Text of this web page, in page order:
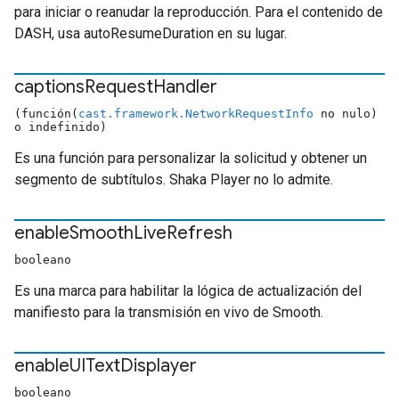
para iniciar o reanudar la reproducción. Para el contenido de
DASH, usa autoResumeDuration en su lugar.
captionsRequestHandler
(función( cast.framework.NetworkRequestInfo no nulo)
o indefinido)
Es una función para personalizar la solicitud y obtener un
segmento de subtítulos. Shaka Player no lo admite.
enableSmoothLiveRefresh
booleano
Es una marca para habilitar la lógica de actualización del
manifiesto para la transmisión en vivo de Smooth.
enableUITextDisplayer
booleano